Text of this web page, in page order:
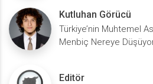
Kutluhan Görücü
Türkiye’nin Muhtemel
Menbiç Nereye
Editör